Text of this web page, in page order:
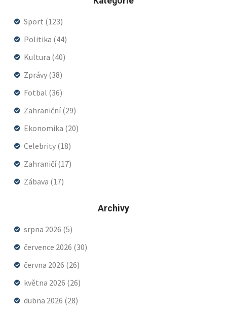
Sport (123)
Politika (44)
Kultura (40)
Zprávy (38)
Fotbal (36)
Zahraniční(29)
Ekonomika (20)
Celebrity (18)
Zahraničí(17)
Zábava (17)
Archivy
srpna 2026 (5)
července 2026 (30)
června 2026 (26)
května 2026 (26)
dubna 2026 (28)